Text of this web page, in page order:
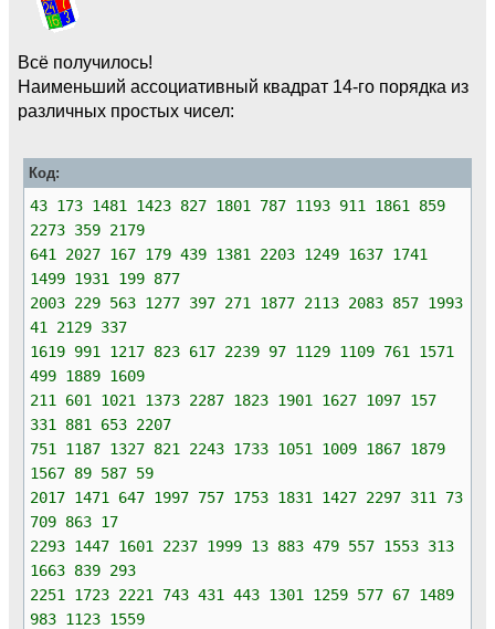
Всё получилось!
Наименьший ассоциативный квадрат 14-го порядка из
различных простых чисел:
Код:
43 173 1481 1423 827 1801 787 1193 911 1861 859
2273 359 2179
641 2027 167 179 439 1381 2203 1249 1637 1741
1499 1931 199 877
2003 229 563 1277 397 271 1877 2113 2083 857 1993
41 2129 337
1619 991 1217 823 617 2239 97 1129 1109 761 1571
499 1889 1609
211 601 1021 1373 2287 1823 1901 1627 1097 157
331 881 653 2207
751 1187 1327 821 2243 1733 1051 1009 1867 1879
1567 89 587 59
2017 1471 647 1997 757 1753 1831 1427 2297 311 73
709 863 17
2293 1447 1601 2237 1999 13 883 479 557 1553 313
1663 839 293
2251 1723 2221 743 431 443 1301 1259 577 67 1489
983 1123 1559